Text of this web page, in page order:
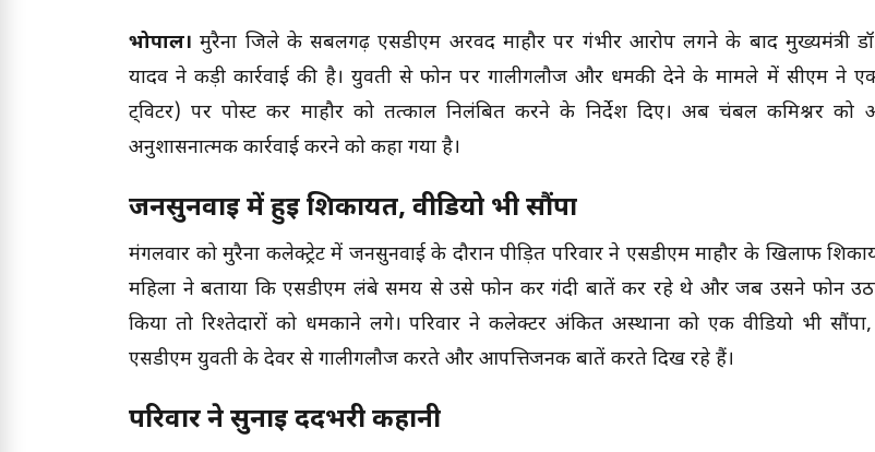
भोपाल। मुरैना जिले के सबलगढ़ एसडीएम अरविंद माहौर पर गंभीर आरोप लगने के बाद मुख्यमंत्री
यादव ने कड़ी कार्रवाई की है। युवती से फोन पर गालीगलौज और धमकी देने के मामले में सीएम ने
ट्विटर) पर पोस्ट कर माहौर को तत्काल निलंबित करने के निर्देश दिए। अब चंबल कमिश्नर को
अनुशासनात्मक कार्रवाई करने को कहा गया है।
जनसुनवाई में हुई शिकायत, वीडियो भी सौंपा
मंगलवार को मुरैना कलेक्ट्रेट में जनसुनवाई के दौरान पीड़ित परिवार ने एसडीएम माहौर के खिलाफ
महिला ने बताया कि एसडीएम लंबे समय से उसे फोन कर गंदी बातें कर रहे थे और जब उसने फोन
किया तो रिश्तेदारों को धमकाने लगे। परिवार ने कलेक्टर अंकित अस्थाना को एक वीडियो भी
एसडीएम युवती के देवर से गालीगलौज करते और आपत्तिजनक बातें करते दिख रहे हैं।
परिवार ने सुनाई दर्दभरी कहानी